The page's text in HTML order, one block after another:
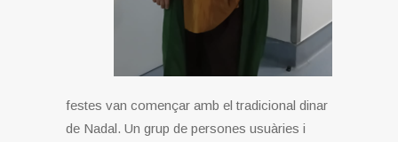
festes van començar amb el tradicional dinar
de Nadal. Un grup de persones usuàries i